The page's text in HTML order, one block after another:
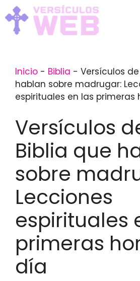
Skip
to
content
Inicio - Biblia - Versículos
hablan sobre madrugar:
espirituales en las primeras
Versículos
Biblia que
sobre
Lecciones
espirituales
primeras
día